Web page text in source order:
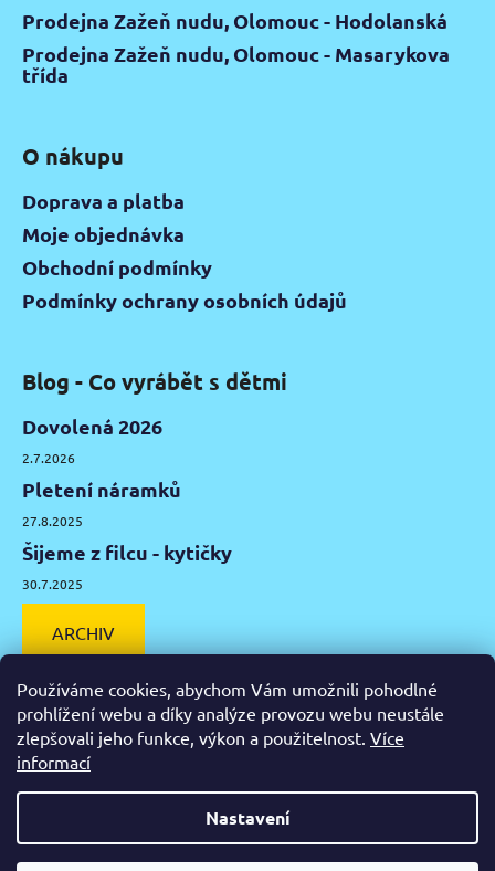
Používáme cookies, abychom Vám umožnili pohodlné
prohlížení webu a díky analýze provozu webu neustále
zlepšovali jeho funkce, výkon a použitelnost. Více
informací
Nastavení
Prodejna Zažeň nudu, Olomouc - Hodolanská
Prodejna Zažeň nudu, Olomouc - Masarykova
třída
O nákupu
Doprava a platba
Moje objednávka
Obchodní podmínky
Podmínky ochrany osobních údajů
Blog - Co vyrábět s dětmi
Dovolená 2026
2.7.2026
Pletení náramků
27.8.2025
Šijeme z filcu - kytičky
30.7.2025
ARCHIV
Facebook